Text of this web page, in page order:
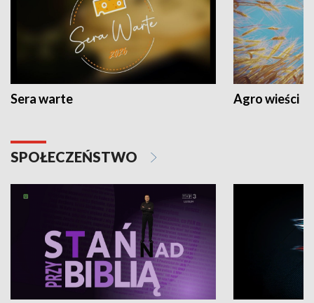
Sera warte Agro wieści
SPOŁECZEŃSTWO